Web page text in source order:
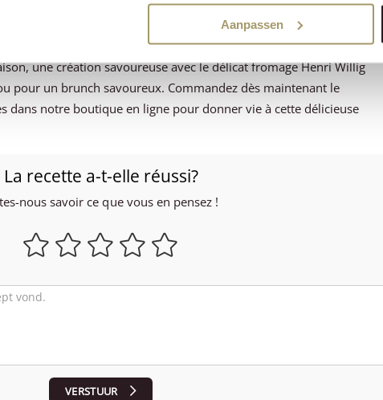
Aanpassen
omelette italienne ?
une création savoureuse avec le délicat fromage Henri Willig
pour un brunch savoureux. Commandez dès maintenant le
dans notre boutique en ligne pour donner vie à cette délicieuse
La recette a-t-elle réussi?
nous savoir ce que vous en pensez !
VERSTUUR